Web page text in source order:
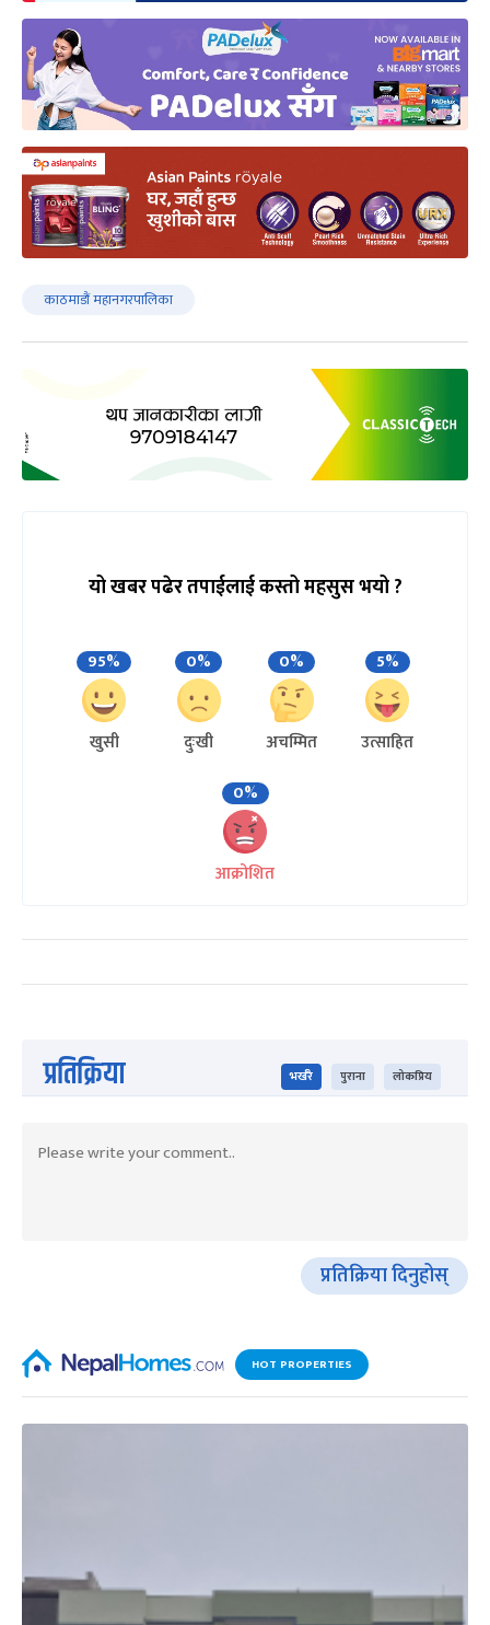
काठमाडौं महानगरपालिका
यो खबर पढेर तपाईलाई कस्तो महसुस भयो ?
95%
खुसी
0%
दुःखी
0%
अचम्मित
5%
उत्साहित
0%
आक्रोशित
प्रतिक्रिया भर्खरै पुराना लोकप्रिय
प्रतिक्रिया दिनुहोस्
HOT PROPERTIES